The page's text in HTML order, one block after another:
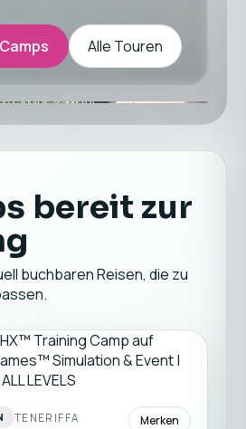
Alle Touren
bereit zur
buchbaren Reisen, die zu
TENERIFFA Merken